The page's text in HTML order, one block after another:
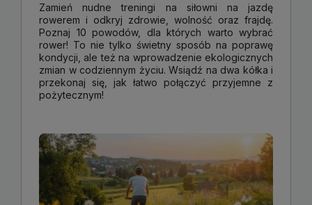
Zamień nudne treningi na siłowni na jazdę
rowerem i odkryj zdrowie, wolność oraz frajdę.
Poznaj 10 powodów, dla których warto wybrać
rower! To nie tylko świetny sposób na poprawę
kondycji, ale też na wprowadzenie ekologicznych
zmian w codziennym życiu. Wsiądź na dwa kółka i
przekonaj się, jak łatwo połączyć przyjemne z
pożytecznym!